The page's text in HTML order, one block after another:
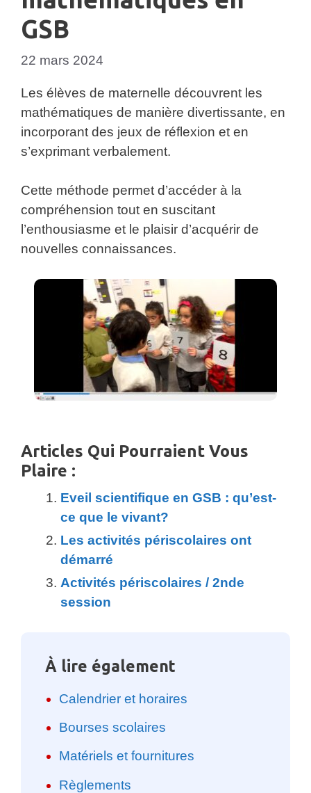
GSB
22 mars 2024
Les élèves de maternelle découvrent les
mathématiques de manière divertissante, en
incorporant des jeux de réflexion et en
s’exprimant verbalement.
Cette méthode permet d’accéder à la
compréhension tout en suscitant
l’enthousiasme et le plaisir d’acquérir de
nouvelles connaissances.
Articles Qui Pourraient Vous
Plaire :
Eveil scientifique en GSB : qu’est-
ce que le vivant?
Les activités périscolaires ont
démarré
Activités périscolaires / 2nde
session
À lire également
Calendrier et horaires
Bourses scolaires
Matériels et fournitures
Règlements